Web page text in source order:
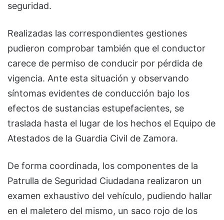
seguridad.
Realizadas las correspondientes gestiones
pudieron comprobar también que el conductor
carece de permiso de conducir por pérdida de
vigencia. Ante esta situación y observando
síntomas evidentes de conducción bajo los
efectos de sustancias estupefacientes, se
traslada hasta el lugar de los hechos el Equipo de
Atestados de la Guardia Civil de Zamora.
De forma coordinada, los componentes de la
Patrulla de Seguridad Ciudadana realizaron un
examen exhaustivo del vehículo, pudiendo hallar
en el maletero del mismo, un saco rojo de los